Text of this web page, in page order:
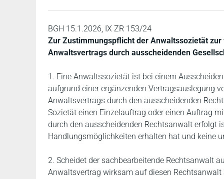
BGH 15.1.2026, IX ZR 153/24
Zur Zustimmungspflicht der Anwaltssozietät
Anwaltsvertrags durch ausscheidenden
1. Eine Anwaltssozietät ist bei einem
aufgrund einer ergänzenden Vertragsauslegung
Anwaltsvertrags durch den ausscheidenden
Sozietät einen Einzelauftrag oder einen Auftrag
durch den ausscheidenden Rechtsanwalt erfolgt
Handlungsmöglichkeiten erhalten hat und keine
2. Scheidet der sachbearbeitende Rechtsanwalt
Anwaltsvertrag wirksam auf diesen